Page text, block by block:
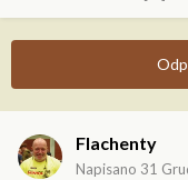
Flachenty
Napisano 31